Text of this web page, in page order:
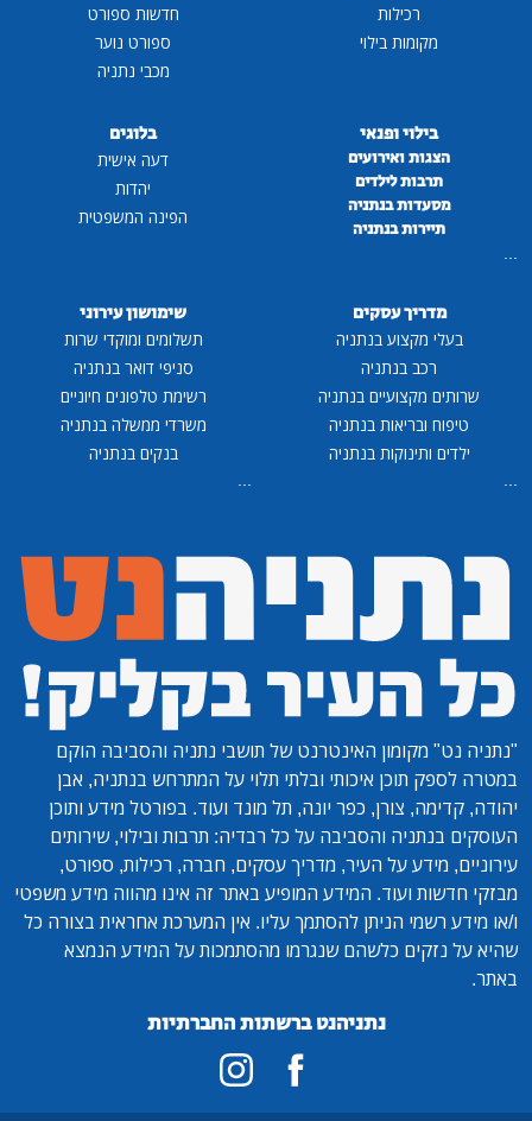
רכילות
מקומות בילוי
חדשות ספורט
ספורט נוער
מכבי נתניה
בילוי ופנאי
הצגות ואירועים
תרבות לילדים
מסעדות בנתניה
תיירות בנתניה
...
בלוגים
דעה אישית
יהדות
הפינה המשפטית
מדריך עסקים
בעלי מקצוע בנתניה
רכב בנתניה
שרותים מקצועיים בנתניה
טיפוח ובריאות בנתניה
ילדים ותינוקות בנתניה
...
שימושון עירוני
תשלומים ומוקדי שרות
סניפי דואר בנתניה
רשימת טלפונים חיוניים
משרדי ממשלה בנתניה
בנקים בנתניה
...
"נתניה נט" מקומון האינטרנט של תושבי נתניה והסביבה הוקם
במטרה לספק תוכן איכותי ובלתי תלוי על המתרחש בנתניה, אבן
יהודה, קדימה, צורן, כפר יונה, תל מונד ועוד. בפורטל מידע ותוכן
העוסקים בנתניה והסביבה על כל רבדיה: תרבות ובילוי, שירותים
עירוניים, מידע על העיר, מדריך עסקים, חברה, רכילות, ספורט,
מבזקי חדשות ועוד. המידע המופיע באתר זה אינו מהווה מידע משפטי
ו/או מידע רשמי הניתן להסתמך עליו. אין המערכת אחראית בצורה כל
שהיא על נזקים כלשהם שנגרמו מהסתמכות על המידע הנמצא
באתר.
נתניהנט ברשתות החברתיות